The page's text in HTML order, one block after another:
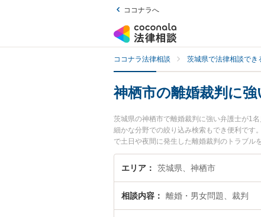
ココナラへ
ココナラ法律相談 茨城県で法律相談でき
神栖市の離婚裁判に強
茨城県の神栖市で離婚裁判に強い弁護士が1
細かな分野での絞り込み検索もでき便利です
で土日や夜間に発生した離婚裁判のトラブル
律相談できる神栖市内の弁護士に相談予約し
エリア 茨城県、神栖市
相談内容 離婚・男女問題、裁判